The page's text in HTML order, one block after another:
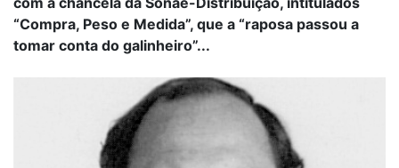
“Compra, Peso e Medida”, que a “raposa passou a
tomar conta do galinheiro”...